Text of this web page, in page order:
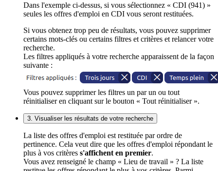
Dans l'exemple ci-dessus, si vous sélectionnez « CDI (941) »
seules les offres d'emploi en CDI vous seront restituées.
Si vous obtenez trop peu de résultats, vous pouvez supprimer
certains mots-clés ou certains filtres et critères et relancer votre
recherche.
Les filtres appliqués à votre recherche apparaissent de la façon
suivante :
Vous pouvez supprimer les filtres un par un ou tout
réinitialiser en cliquant sur le bouton « Tout réinitialiser ».
3. Visualiser les résultats de votre recherche
La liste des offres d'emploi est restituée par ordre de
pertinence. Cela veut dire que les offres d'emploi répondant le
plus à vos critères s'affichent en premier.
Vous avez renseigné le champ « Lieu de travail » ? La liste